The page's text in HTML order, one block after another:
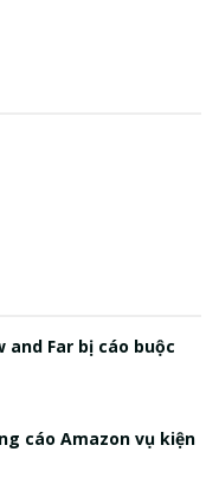
and Far bị cáo buộc
cáo Amazon vụ kiện